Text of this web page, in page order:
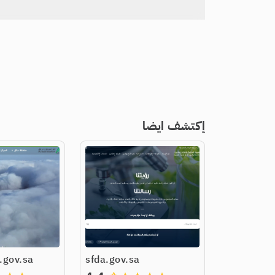
إكتشف ايضا
sfda.gov.sa